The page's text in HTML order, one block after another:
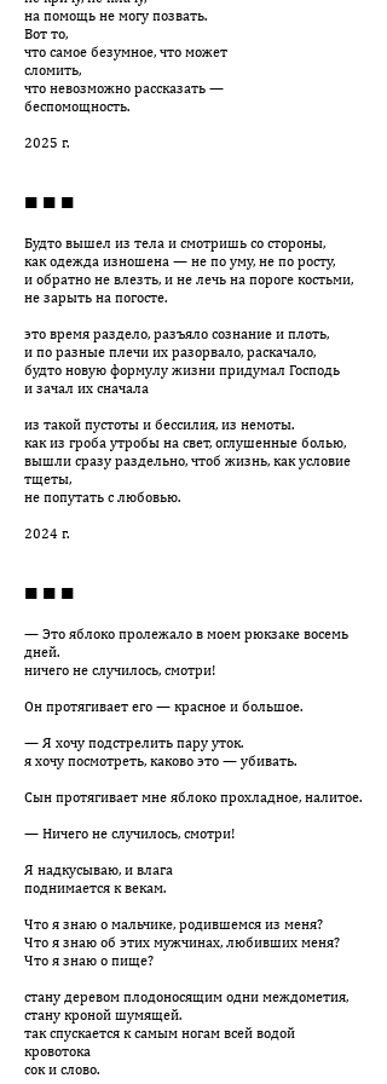
на помощь не могу позвать.
Вот то,
что самое безумное, что может
сломить,
что невозможно рассказать —
беспомощность.
2025 г.
■ ■ ■
Будто вышел из тела и смотришь со стороны,
как одежда изношена — не по уму, не по росту,
и обратно не влезть, и не лечь на пороге костьми,
не зарыть на погосте.
это время раздело, разъяло сознание и плоть,
и по разные плечи их разорвало, раскачало,
будто новую формулу жизни придумал Господь
и зачал их сначала
из такой пустоты и бессилия, из немоты.
как из гроба утробы на свет, оглушенные болью,
вышли сразу раздельно, чтоб жизнь, как условие
тщеты,
не попутать с любовью.
2024 г.
■ ■ ■
— Это яблоко пролежало в моем рюкзаке восемь
дней.
ничего не случилось, смотри!
Он протягивает его — красное и большое.
— Я хочу подстрелить пару уток.
я хочу посмотреть, каково это — убивать.
Сын протягивает мне яблоко прохладное, налитое.
— Ничего не случилось, смотри!
Я надкусываю, и влага
поднимается к векам.
Что я знаю о мальчике, родившемся из меня?
Что я знаю об этих мужчинах, любивших меня?
Что я знаю о пище?
стану деревом плодоносящим одни междометия,
стану кроной шумящей.
так спускается к самым ногам всей водой
кровотока
сок и слово.